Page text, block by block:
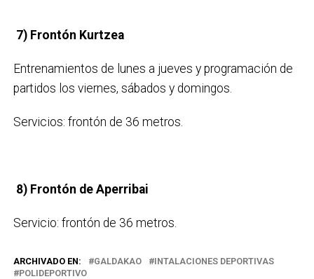
7) Frontón Kurtzea
Entrenamientos de lunes a jueves y programación de
partidos los viernes, sábados y domingos.
Servicios: frontón de 36 metros.
8) Frontón de Aperribai
Servicio: frontón de 36 metros.
ARCHIVADO EN: GALDAKAO
INTALACIONES DEPORTIVAS
POLIDEPORTIVO